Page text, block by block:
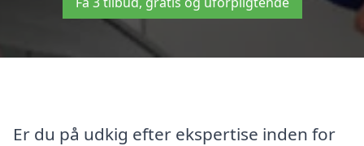
Er du på udkig efter ekspertise inden for